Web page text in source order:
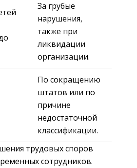
За грубые
нарушения,
также при
ликвидации
организации.
По сокращению
штатов или по
причине
недостаточной
классификации.
трудовых споров
сотрудников.